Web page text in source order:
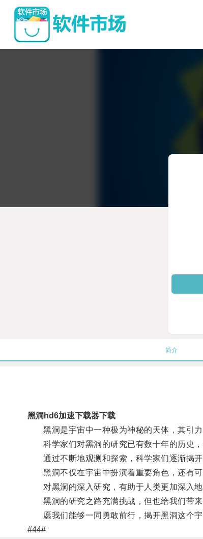
简介
黑洞hd6加速下载器下载
黑洞是宇宙中一种极为神秘的天体，其引力
科学家们对黑洞的研究已有数十年的历史，
通过不断地观测和探索，科学家们逐渐揭开
黑洞不仅在宇宙中扮演着重要角色，还有可
对黑洞的深入研究，有助于人类更加深入地
黑洞的研究之路充满挑战，但也给我们带来
愿我们能够一同勇敢前行，揭开黑洞这个宇
#44#